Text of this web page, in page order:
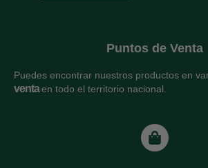
Puntos de Venta
Puedes encontrar nuestros productos en
ventaen todo el territorio nacional.